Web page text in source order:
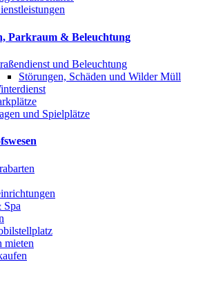
Parkraum & Beleuchtung
und Beleuchtung
Störungen, Schäden und Wilder Müll
und Spielplätze
Spa
mieten